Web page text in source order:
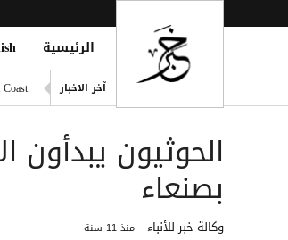
الرئيسية
آخر الاخبار
موجز
الحوثيون
بصنعاء
وكالة خبر للأنباء منذ 11 سنة